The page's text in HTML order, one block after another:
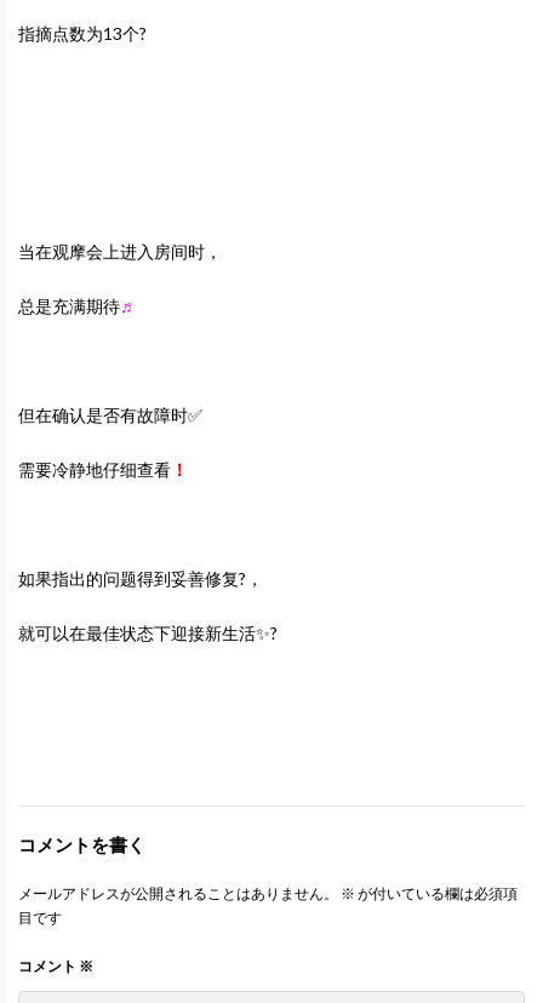
指摘点数为13个?
当在观摩会上进入房间时，
总是充满期待♬
但在确认是否有故障时✅
需要冷静地仔细查看 ！
如果指出的问题得到妥善修复?，
就可以在最佳状态下迎接新生活✨?
コメントを書く
メールアドレスが公開されることはありません。 ※ が付いている欄は必須項
目です
コメント ※